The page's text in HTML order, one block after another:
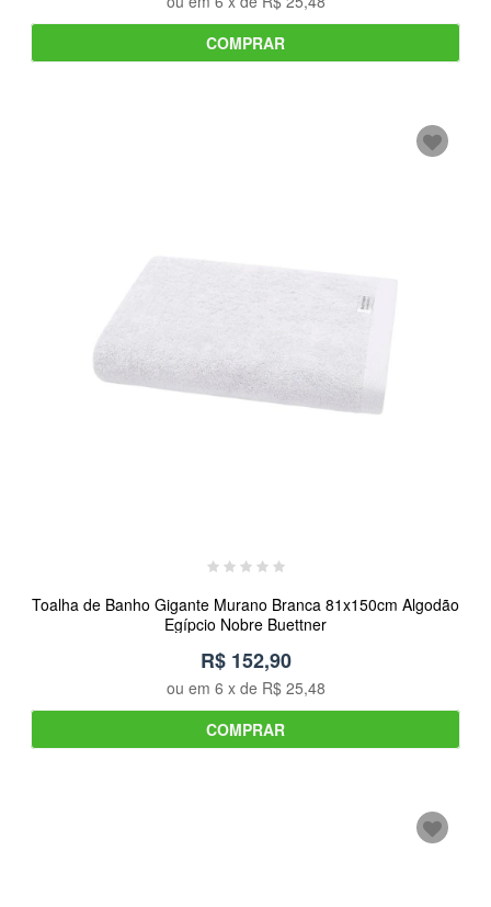
COMPRAR
Toalha de Banho Gigante Murano Branca 81x150cm Algodão
Egípcio Nobre Buettner
R$ 152,90
ou em 6 x de R$ 25,48
COMPRAR